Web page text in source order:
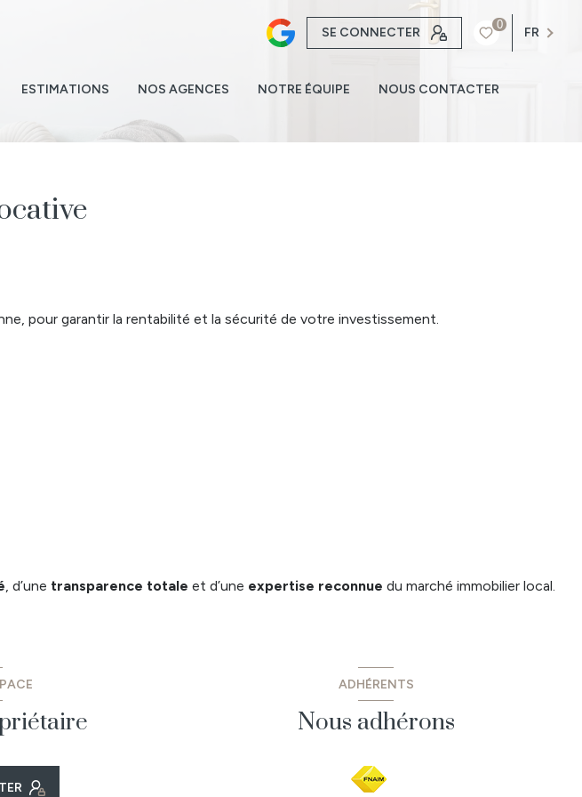
SE CONNECTER
0
FR
ESTIMATIONS NOS AGENCES NOTRE ÉQUIPE NOUS CONTACTER
pour garantir la rentabilité et la sécurité de votre investissement.
, d’une transparence totale et d’une expertise reconnue du marché immobilier local.
ADHÉRENTS
Nous adhérons